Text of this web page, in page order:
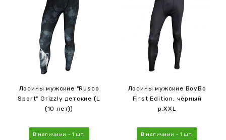
Лосины мужские "Rusco
Sport" Grizzly детские (L
(10 лет))
В наличиии - 1 шт.
Лосины мужские BoyBo
First Edition, чёрный
р.XXL
В наличиии - 1 шт.